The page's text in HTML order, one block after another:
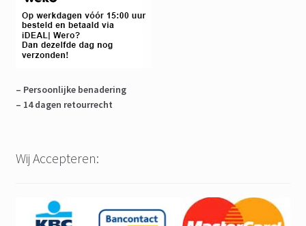
– Persoonlijke benadering
– 14 dagen retourrecht
Wij Accepteren: